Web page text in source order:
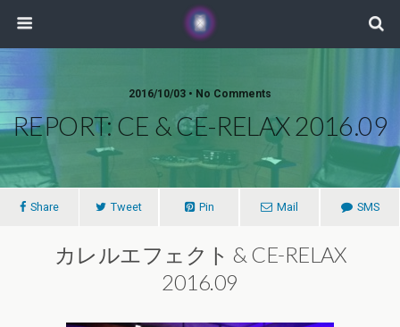
2016/10/03 • No Comments
REPORT: CE & CE-RELAX 2016.09
Share Tweet Pin Mail SMS
カレルエフェクト & CE-RELAX
2016.09